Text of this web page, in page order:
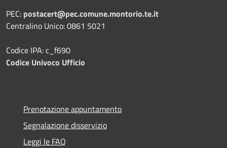
PEC: postacert@pec.comune.montorio.te.it
Centralino Unico: 0861 5021
Codice IPA: c_f690
Codice Univoco Ufficio
Prenotazione appuntamento
Segnalazione disservizio
Leggi le FAQ